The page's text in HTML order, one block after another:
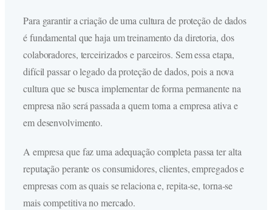
Para garantir a criação de uma cultura de proteção de dados
é fundamental que haja um treinamento da diretoria, dos
colaboradores, terceirizados e parceiros. Sem essa etapa,
difícil passar o legado da proteção de dados, pois a nova
cultura que se busca implementar de forma permanente na
empresa não será passada a quem torna a empresa ativa e
em desenvolvimento.
A empresa que faz uma adequação completa passa ter alta
reputação perante os consumidores, clientes, empregados e
empresas com as quais se relaciona e, repita-se, torna-se
mais competitiva no mercado.